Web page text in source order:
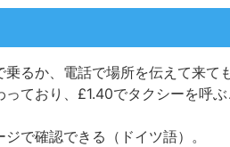
るか、 電話で場所を伝えて来て
っており、£1.40でタクシーを呼ぶ
で確認できる（ドイツ語）。